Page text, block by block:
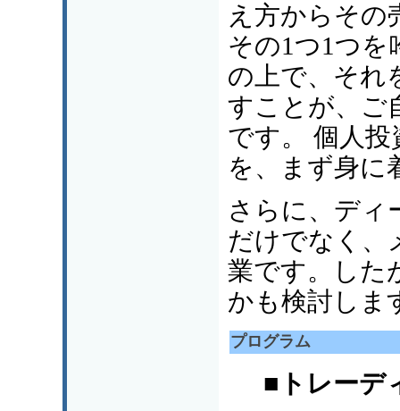
え方からその
その1つ1つを
の上で、それ
すことが、ご
です。 個人
を、まず身に
さらに、ディ
だけでなく、
業です。した
かも検討しま
プログラム
■トレーデ